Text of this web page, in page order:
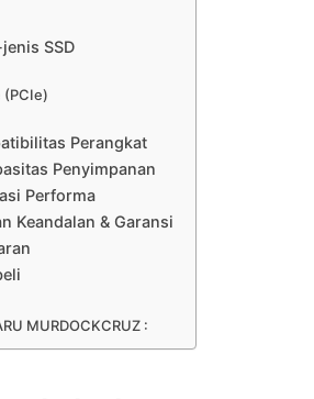
SSD
(PCIe)
Perangkat
Penyimpanan
Performa
Keandalan & Garansi
MURDOCKCRUZ :